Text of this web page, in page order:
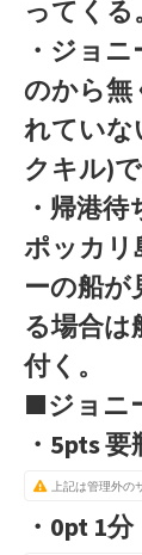
ってくる
・ジョ
のから無
れていな
クキル)
・帰港
ポッカリ
ーの船が
る場合
付く。
■ジョニ
・5pts
上記は管理外の
・0pt 1分